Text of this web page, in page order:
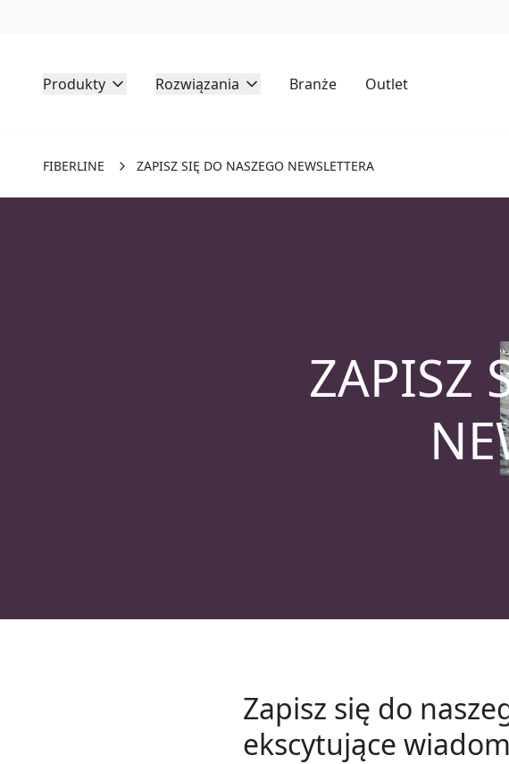
Produkty Rozwiązania Branże Outlet
FIBERLINE ZAPISZ SIĘ DO NASZEGO NEWSLETTERA
ZAPISZ
Zapisz się do
ekscytujące